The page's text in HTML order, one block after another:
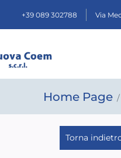
+39 089 302788 Via
Home Page
Torna